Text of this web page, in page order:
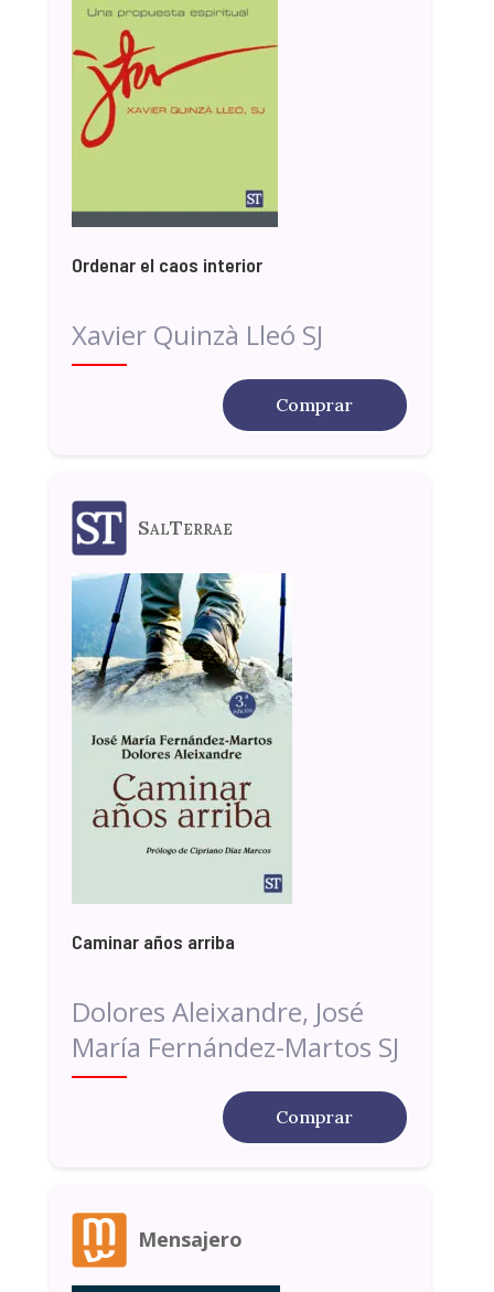
Ordenar el caos interior
Xavier Quinzà Lleó SJ
Comprar
SalTerrae
Caminar años arriba
Dolores Aleixandre, José
María Fernández-Martos SJ
Comprar
Mensajero